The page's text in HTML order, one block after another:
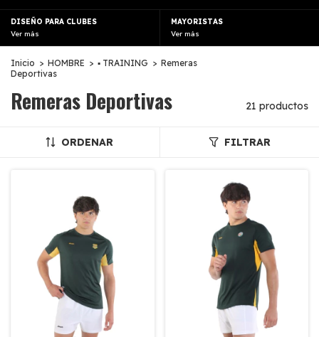
DISEÑO PARA CLUBES
Ver más
MAYORISTAS
Ver más
Inicio > HOMBRE > ▪︎ TRAINING > Remeras
Deportivas
Remeras Deportivas 21 productos
ORDENAR FILTRAR